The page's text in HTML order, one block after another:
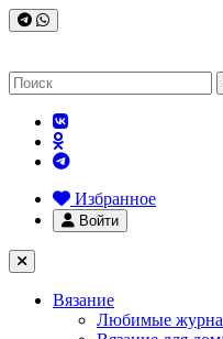
Избранное
Войти
Вязание
Любимые